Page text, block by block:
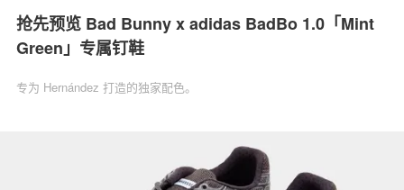
抢先预览 Bad Bunny x adidas BadBo 1.0「Mint
Green」专属钉鞋
专为 Hernández 打造的独家配色。